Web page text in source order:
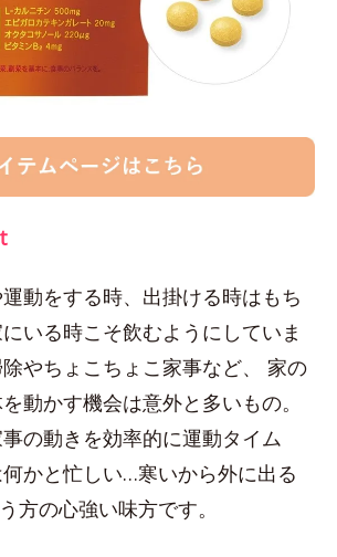
動をする時、出掛ける時はもち
いる時こそ飲むようにしていま
やちょこちょこ家事など、 家の
動かす機会は意外と多いもの。
の動きを効率的に運動タイム
かと忙しい…寒いから外に出る
方の心強い味方です。